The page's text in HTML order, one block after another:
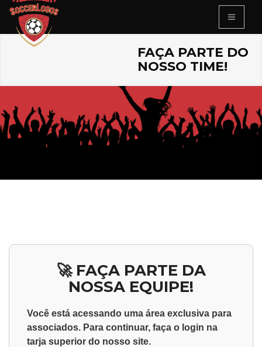
FAÇA PARTE DO
NOSSO TIME!
🚀 FAÇA PARTE DA
NOSSA EQUIPE!
Você está acessando uma área exclusiva para
associados. Para continuar, faça o login na
tarja superior do nosso site.